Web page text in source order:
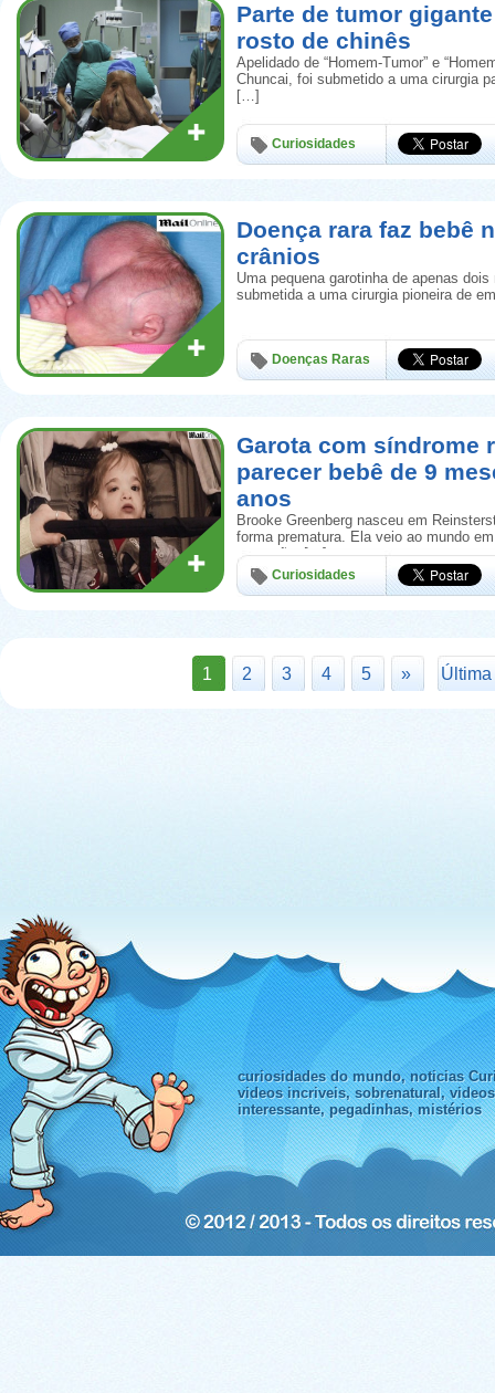
Parte de tumor
rosto de chinês
Apelidado de “Homem-Tumor” e
Chuncai, foi submetido a uma cirurgia
[…]
Curiosidades
Doença rara faz bebê
crânios
Uma pequena garotinha de apenas
submetida a uma cirurgia pioneira de
Doenças Raras
Garota com síndrome
parecer bebê de 9
anos
Brooke Greenberg nasceu em
forma prematura. Ela veio ao mundo
gestação, […]
Curiosidades
1 2 3 4 5 » Última
curiosidades do mundo, noticias
videos incriveis, sobrenatural,
interessante, pegadinhas, mistérios